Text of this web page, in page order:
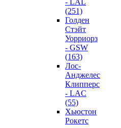
(251)
Голден
Стэйт
Уорриорз
- GSW
(163)
Лос-
Анджелес
Клипперс
- LAC
(55)
Хьюстон
Рокетс